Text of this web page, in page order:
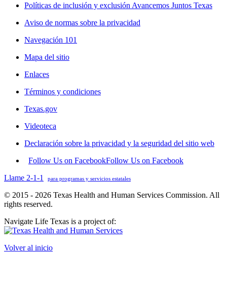
Políticas de inclusión y exclusión Avancemos Juntos Texas
Aviso de normas sobre la privacidad
Navegación 101
Mapa del sitio
Enlaces
Términos y condiciones
Texas.gov
Videoteca
Declaración sobre la privacidad y la seguridad del sitio web
Follow Us on FacebookFollow Us on Facebook
Llame 2-1-1
para programas y servicios estatales
© 2015 - 2026 Texas Health and Human Services Commission. All
rights reserved.
Navigate Life Texas is a project of:
Volver al inicio